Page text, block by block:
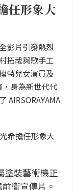
任形象大
影片引發熱烈
拓哉與歌手工
特兒女演員及
身為新世代代
AIRSORAYAMA
希擔任形象大